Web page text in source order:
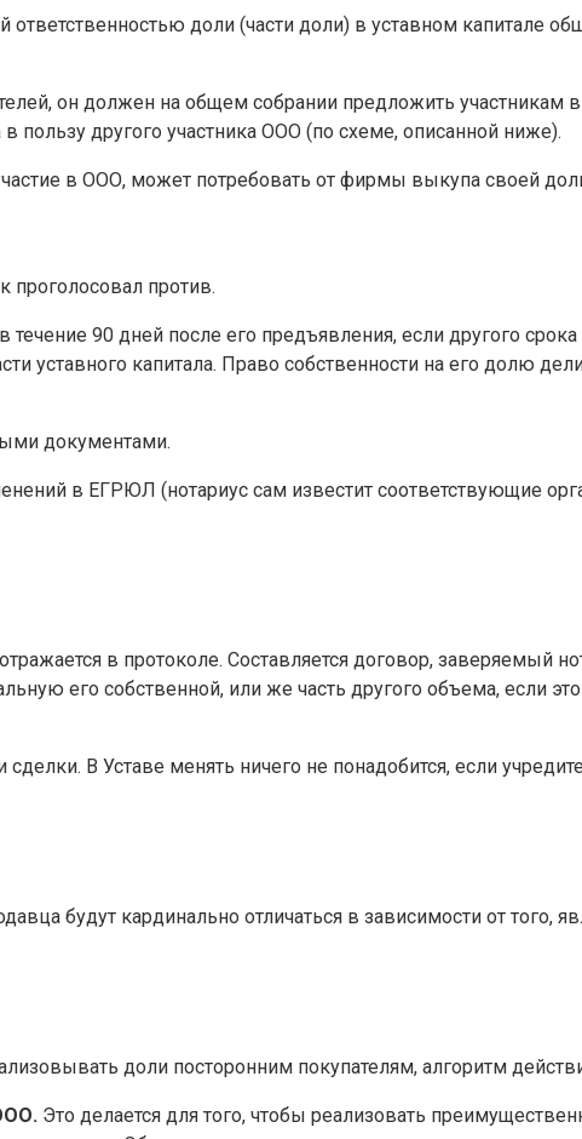
доли (части доли) в уставном капитале
он должен на общем собрании предложить участникам
пользу другого участника ООО (по схеме, описанной ниже).
в ООО, может потребовать от фирмы выкупа своей
проголосовал против.
90 дней после его предъявления, если другого
уставного капитала. Право собственности на его долю
документами.
в ЕГРЮЛ (нотариус сам известит соответствующие
в протоколе. Составляется договор, заверяемый
его собственной, или же часть другого объема, если
В Уставе менять ничего не понадобится, если
будут кардинально отличаться в зависимости от того,
доли посторонним покупателям, алгоритм
Это делается для того, чтобы реализовать